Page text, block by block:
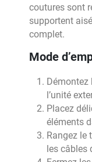
coutures sont
supportent
complet.
Mode
l’unité
Placez
éléments
Rangez le
les câbles